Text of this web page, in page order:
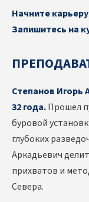
Начните
Запишитесь на
Степанов Игорь
32 года.Прошел
буровой
глубоких
Аркадьевич
прихватов и
Севера.